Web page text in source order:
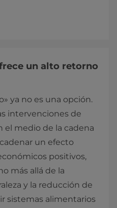
un alto retorno
ya no es una opción.
intervenciones de
medio de la cadena
un efecto
positivos,
más allá de la
y la reducción de
sistemas alimentarios